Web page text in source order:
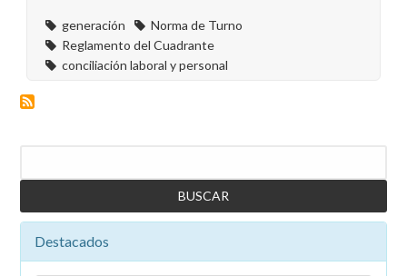
generación
Norma de Turno
Reglamento del Cuadrante
conciliación laboral y personal
Destacados